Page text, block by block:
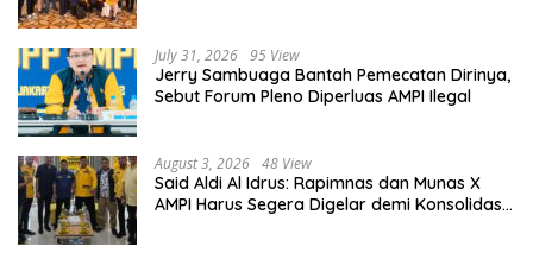
July 31, 2026 95 View
Jerry Sambuaga Bantah Pemecatan Dirinya,
Sebut Forum Pleno Diperluas AMPI Ilegal
August 3, 2026 48 View
Said Aldi Al Idrus: Rapimnas dan Munas X
AMPI Harus Segera Digelar demi Konsolidasi